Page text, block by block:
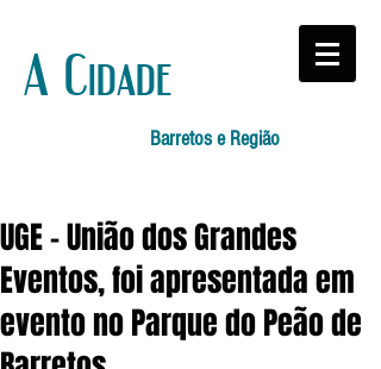
A Cidade
Barretos e Região
UGE - União dos Grandes
Eventos, foi apresentada em
evento no Parque do Peão de